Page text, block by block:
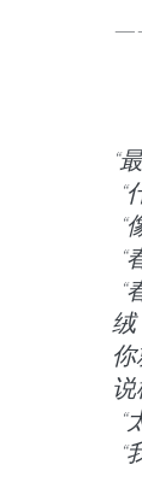
“
“
“
“
绒
说
“
“